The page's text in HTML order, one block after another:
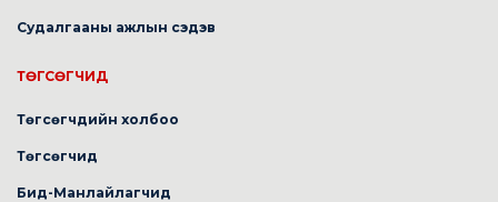
Судалгааны ажлын сэдэв
ТӨГСӨГЧИД
Төгсөгчдийн холбоо
Төгсөгчид
Бид-Манлайлагчид